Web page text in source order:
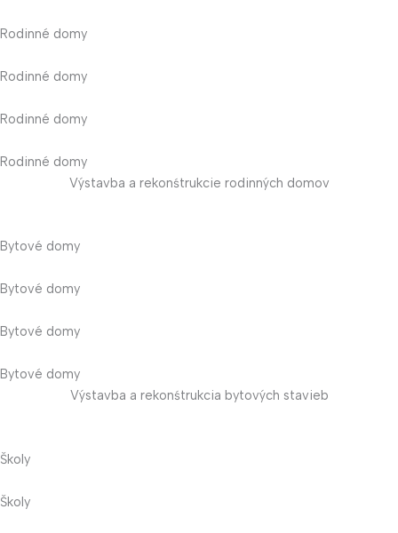
Rodinné domy
Rodinné domy
Rodinné domy
Rodinné domy
Výstavba a rekonśtrukcie rodinných domov
Bytové domy
Bytové domy
Bytové domy
Bytové domy
Výstavba a rekonśtrukcia bytových stavieb
Školy
Školy